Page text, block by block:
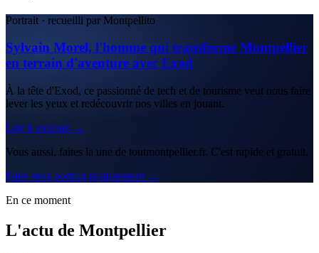
Portrait · recueilli par Montpellito
Sylvain Morel, l'homme qui transforme Montpellier
en terrain d'aventure avec Exod
À la tête d'Exod, ce passionné de tech et de tourisme veut nous faire
lever les yeux et redécouvrir nos villes en jouant.
Lire le portrait →
Vous aussi, faites la une de toutmontpellier.fr. C'est rapide et gratuit.
Faire mon portrait gratuitement →
En ce moment
L'actu de Montpellier